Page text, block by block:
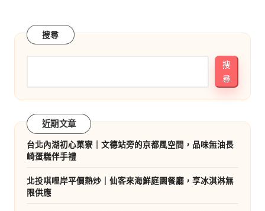
搜尋
搜
尋
近期文章
台北內湖初心菓寮｜文德站旁的京都風空間，品味無油長
崎蛋糕伴手禮
北投唭哩岸平價熱炒｜仙客來海鮮庭園餐廳，享冰淇淋無
限供應